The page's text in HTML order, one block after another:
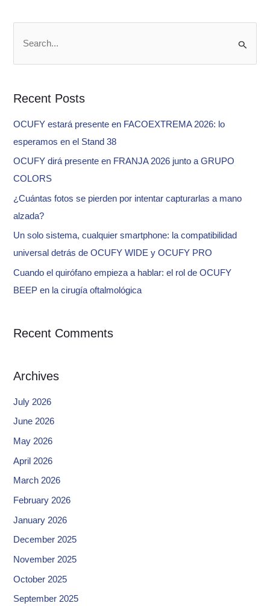
e
r
:
Recent Posts
OCUFY estará presente en FACOEXTREMA 2026: lo
esperamos en el Stand 38
OCUFY dirá presente en FRANJA 2026 junto a GRUPO
COLORS
¿Cuántas fotos se pierden por intentar capturarlas a mano
alzada?
Un solo sistema, cualquier smartphone: la compatibilidad
universal detrás de OCUFY WIDE y OCUFY PRO
Cuando el quirófano empieza a hablar: el rol de OCUFY
BEEP en la cirugía oftalmológica
Recent Comments
Archives
July 2026
June 2026
May 2026
April 2026
March 2026
February 2026
January 2026
December 2025
November 2025
October 2025
September 2025